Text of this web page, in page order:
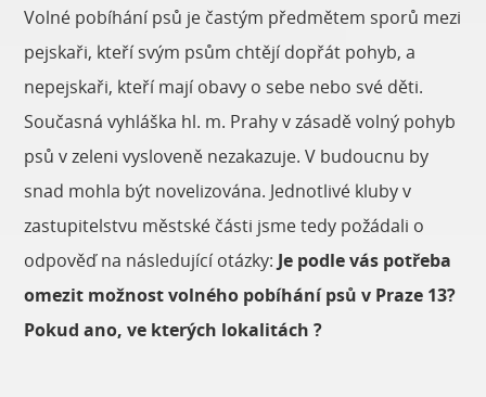
Volné pobíhání psů je častým předmětem sporů mezi
pejskaři, kteří svým psům chtějí dopřát pohyb, a
nepejskaři, kteří mají obavy o sebe nebo své děti.
Současná vyhláška hl. m. Prahy v zásadě volný pohyb
psů v zeleni vysloveně nezakazuje. V budoucnu by
snad mohla být novelizována. Jednotlivé kluby v
zastupitelstvu městské části jsme tedy požádali o
odpověď na následující otázky: Je podle vás potřeba
omezit možnost volného pobíhání psů v Praze 13?
Pokud ano, ve kterých lokalitách ?